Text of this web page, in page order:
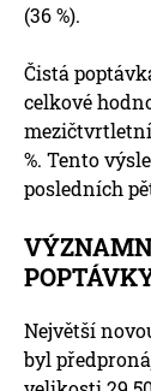
(36 %).
Čistá
celkové
mezičtvrtletní
%. Tento
posledních
Největší
byl